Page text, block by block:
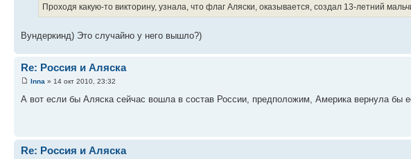
Проходя какую-то викторину, узнала, что флаг Аляски, оказывается, создал 13-летний
Вундеркинд) Это случайно у него вышло?)
Re: Россия и Аляска
Inna » 14 окт 2010, 23:32
А вот если бы Аляска сейчас вошла в состав России, предположим, Америка вернула
Re: Россия и Аляска